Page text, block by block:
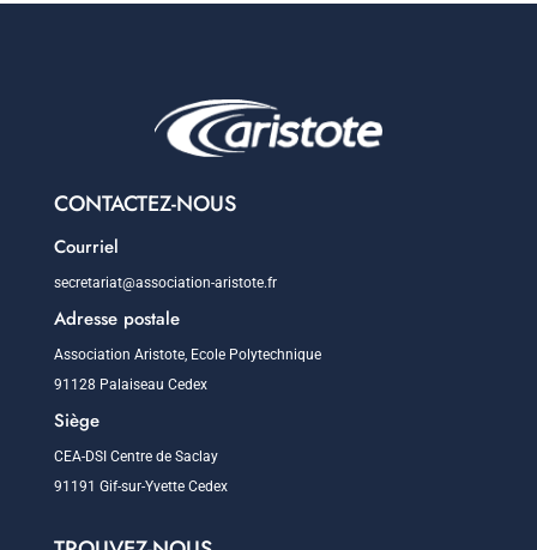
CONTACTEZ-NOUS
Courriel
secretariat@association-aristote.fr
Adresse postale
Association Aristote, Ecole Polytechnique
91128 Palaiseau Cedex
Siège
CEA-DSI Centre de Saclay
91191 Gif-sur-Yvette Cedex